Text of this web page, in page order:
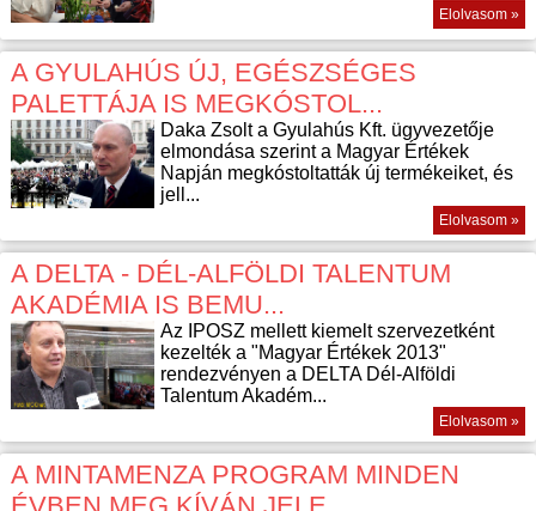
Elolvasom »
A GYULAHÚS ÚJ, EGÉSZSÉGES
PALETTÁJA IS MEGKÓSTOL...
Daka Zsolt a Gyulahús Kft. ügyvezetője
elmondása szerint a Magyar Értékek
Napján megkóstoltatták új termékeiket, és
jell...
Elolvasom »
A DELTA - DÉL-ALFÖLDI TALENTUM
AKADÉMIA IS BEMU...
Az IPOSZ mellett kiemelt szervezetként
kezelték a "Magyar Értékek 2013"
rendezvényen a DELTA Dél-Alföldi
Talentum Akadém...
Elolvasom »
A MINTAMENZA PROGRAM MINDEN